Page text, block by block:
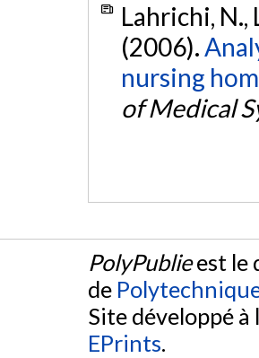
Lahrichi, N.,
(2006).
nursing
of Medical
PolyPublieest le
de
Site développé
EPrints.